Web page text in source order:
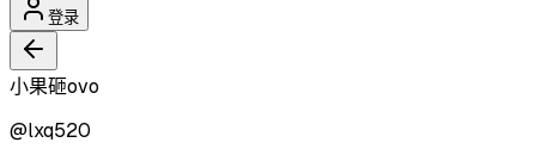
登录
小果砸ovo
@lxq520